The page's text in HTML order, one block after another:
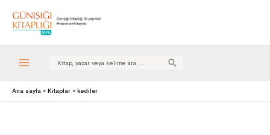
Search
Ana sayfa Kitaplar kediler